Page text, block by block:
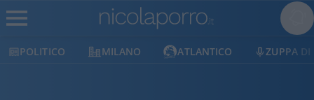
MILANO ATLANTICO ZUPPA DI PORRO